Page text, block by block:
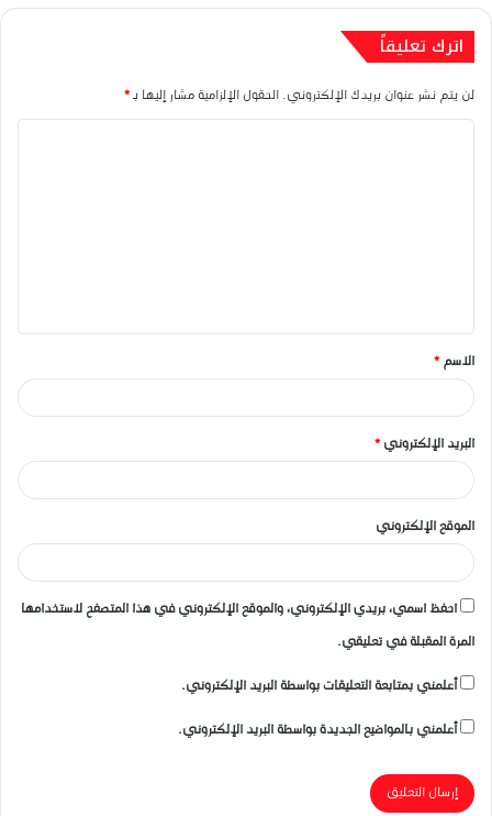
اترك تعليقاً
لن يتم نشر عنوان بريدك الإلكتروني. الحقول الإلزامية مشار إليها بـ*
ق
*
الاسم *
البريد الإلكتروني *
الموقع الإلكتروني
احفظ اسمي، بريدي الإلكتروني، والموقع الإلكتروني في هذا المتصفح لاستخدامها
المرة المقبلة في تعليقي.
أعلمني بمتابعة التعليقات بواسطة البريد الإلكتروني.
أعلمني بالمواضيع الجديدة بواسطة البريد الإلكتروني.